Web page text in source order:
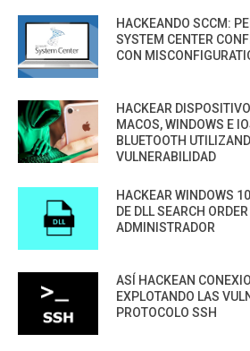
HACKEANDO SCCM:
SYSTEM CENTER
CON
HACKEAR
MACOS, WINDOWS E
BLUETOOTH
VULNERABILIDAD
HACKEAR WINDOWS
DE DLL SEARCH
ADMINISTRADOR
ASÍ HACKEAN
EXPLOTANDO LAS
PROTOCOLO SSH